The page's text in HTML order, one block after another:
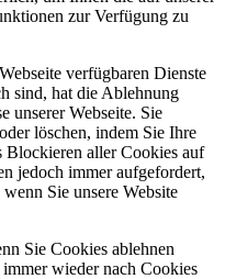
zur Verfügung zu
verfügbaren Dienste
sind, hat die Ablehnung
unserer Webseite. Sie
löschen, indem Sie Ihre
Blockieren aller Cookies auf
jedoch immer aufgefordert,
Sie unsere Website
Sie Cookies ablehnen
wieder nach Cookies